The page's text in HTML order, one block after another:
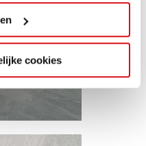
cookies